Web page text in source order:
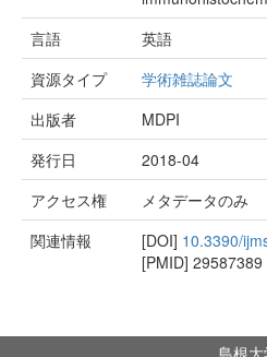
言語
英語
資源タイプ
学術雑誌論文
出版者
MDPI
発行日
2018-04
アクセス権
メタデータのみ
関連情報
[DOI] 10.3390/
[PMID] 29587389